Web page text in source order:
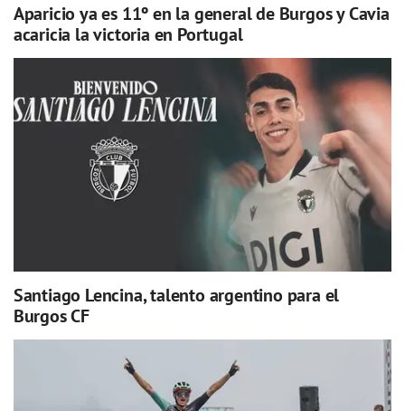
Aparicio ya es 11º en la general de Burgos y Cavia
acaricia la victoria en Portugal
Santiago Lencina, talento argentino para el
Burgos CF